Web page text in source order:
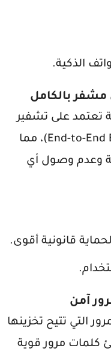
الذكية.
مشفر بالكامل
تعتمد على تشفير
من طرف إلى طرف (End-to-End Encryption)، مما
وعدم وصول أي
قانونية أقوى.
آمن
التي تتيح تخزينها
كلمات مرور قوية